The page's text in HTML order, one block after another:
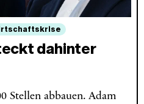
dahinter
Stellen abbauen. Adam